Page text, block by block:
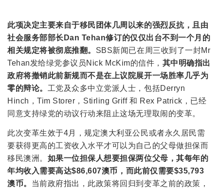
此项决定主要来自于移民团体几周以来的强烈反抗，且由
社会服务部部长Dan Tehan修订的仅仅出台不到一个月的
相关规定将被彻底推翻。 SBS新闻已在周三收到了一封Mr
Tehan发给绿党参议员Nick McKim的信件， 其中明确指出
政府将撤销此前新规而不是在上议院展开一场胜率几乎为
零的辩论。 工党及众多中立党派人士，包括Derryn
Hinch，Tim Storer，Stirling Griff 和 Rex Patrick，已经
同意支持绿党的动议行动来阻止这场无理取闹的变革。
此次变革生效于4月，规定澳大利亚公民或者永久居民需
要获得更高的工资收入水平才可以为自己的父母做担保而
移民澳洲。 如果一位担保人想要担保两位父母，其每年的
年均收入需要高达$86,607澳币，而此前仅需要$35,793
澳币。 当前政府指出，此政策将回归到变革之前的政策，